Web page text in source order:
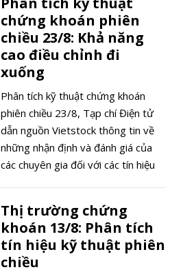
chứng khoán phiên
chiều 23/8: Khả năng
cao điều chỉnh đi
xuống
Phân tích kỹ thuật chứng khoán
phiên chiều 23/8, Tạp chí Điện tử
dẫn nguồn Vietstock thông tin về
những nhận định và đánh giá của
các chuyên gia đối với các tín hiệu
Thị trường chứng
khoán 13/8: Phân tích
tín hiệu kỹ thuật phiên
chiều